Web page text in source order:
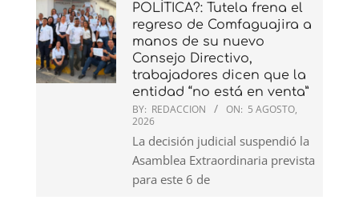
POLÍTICA?: Tutela frena el
regreso de Comfaguajira a
manos de su nuevo
Consejo Directivo,
trabajadores dicen que la
entidad “no está en venta”
BY: REDACCION ON: 5 AGOSTO,
2026
La decisión judicial suspendió la
Asamblea Extraordinaria prevista
para este 6 de